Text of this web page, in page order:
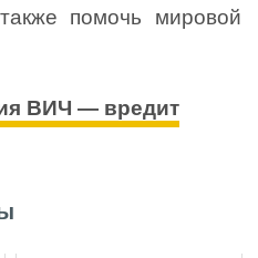
помочь мировой
ВИЧ — вредит